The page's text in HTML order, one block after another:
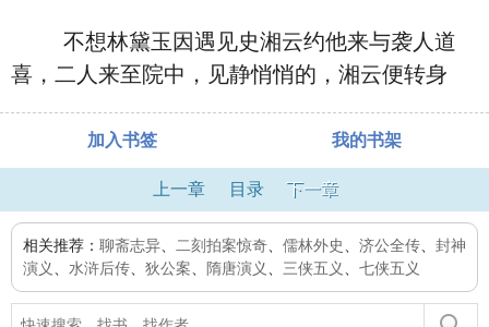
不想林黛玉因遇见史湘云约他来与袭人道
喜，二人来至院中，见静悄悄的，湘云便转身
加入书签 我的书架
上一章 目录 下一章
相关推荐： 聊斋志异 二刻拍案惊奇 儒林外史 济公全传
封神
演义
水浒后传 狄公案 隋唐演义 三侠五义 七侠五义